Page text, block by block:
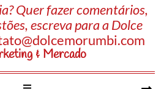
Quer fazer comentários,
escreva para a Dolce
& Mercado